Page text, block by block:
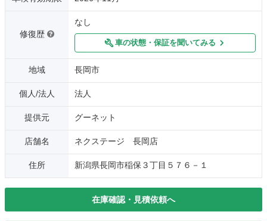
修復歴
なし
車の状態・保証を聞いてみる
地域 長岡市
個人/法人 法人
提供元 グーネット
店舗名 ネクステージ 長岡店
住所 新潟県長岡市稲保３丁目５７６－１
在庫確認・見積依頼へ